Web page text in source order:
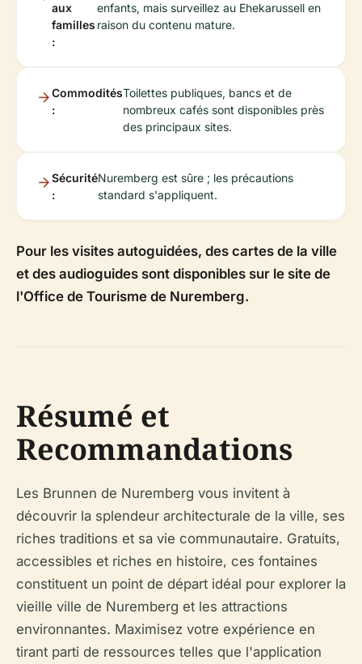
aux
familles
:
enfants, mais surveillez au Ehekarussell en
raison du contenu mature.
Commodités
:
Toilettes publiques, bancs et de
nombreux cafés sont disponibles près
des principaux sites.
Sécurité
:
Nuremberg est sûre ; les précautions
standard s'appliquent.
Pour les visites autoguidées, des cartes de la ville
et des audioguides sont disponibles sur le site de
l'Office de Tourisme de Nuremberg.
Résumé et
Recommandations
Les Brunnen de Nuremberg vous invitent à
découvrir la splendeur architecturale de la ville, ses
riches traditions et sa vie communautaire. Gratuits,
accessibles et riches en histoire, ces fontaines
constituent un point de départ idéal pour explorer la
vieille ville de Nuremberg et les attractions
environnantes. Maximisez votre expérience en
tirant parti de ressources telles que l'application